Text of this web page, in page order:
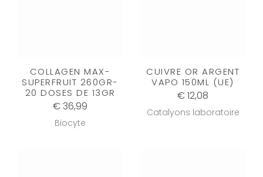
COLLAGEN MAX-
SUPERFRUIT 260GR-
20 DOSES DE 13GR
€ 36,99
Biocyte
CUIVRE OR ARGENT
VAPO 150ML (UE)
€ 12,08
Catalyons laboratoire